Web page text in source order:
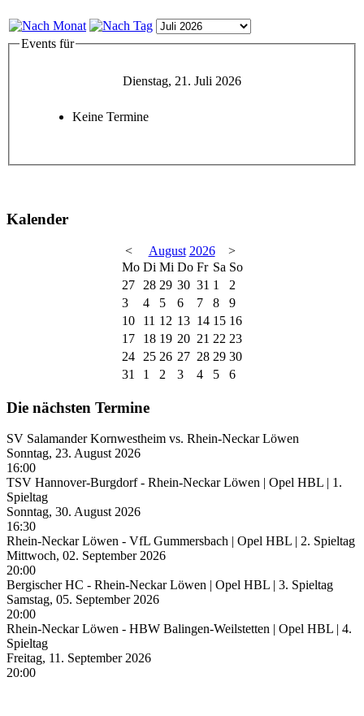
Events für
Dienstag, 21. Juli 2026
Keine Termine
Kalender
< August 2026
>
Mo Di Mi Do Fr Sa So
27
28 29 30 31 1
2
3
4 5 6 7 8
9
10
11 12 13 14 15 16
17
18 19 20 21 22 23
24
25 26 27 28 29 30
31
1 2 3 4 5 6
Die nächsten Termine
SV Salamander Kornwestheim vs. Rhein-Neckar Löwen
Sonntag, 23. August 2026
16:00
TSV Hannover-Burgdorf - Rhein-Neckar Löwen | Opel HBL | 1.
Spieltag
Sonntag, 30. August 2026
16:30
Rhein-Neckar Löwen - VfL Gummersbach | Opel HBL | 2. Spieltag
Mittwoch, 02. September 2026
20:00
Bergischer HC - Rhein-Neckar Löwen | Opel HBL | 3. Spieltag
Samstag, 05. September 2026
20:00
Rhein-Neckar Löwen - HBW Balingen-Weilstetten | Opel HBL | 4.
Spieltag
Freitag, 11. September 2026
20:00